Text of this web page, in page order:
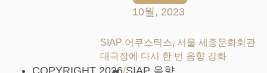
10월, 2023
SIAP 어쿠스틱스, 서울 세종문화회관
대극장에 다시 한 번 음향 강화
COPYRIGHT 2026/SIAP 음향